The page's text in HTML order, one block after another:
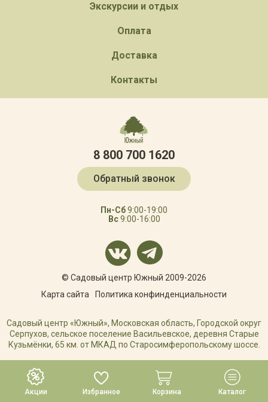
Акции Избранное Корзина Каталог
Экскурсии и отдых
Оплата
Доставка
Контакты
8 800 700 1620
Обратный звонок
Пн-Сб9:00-19:00
Вс9:00-16:00
© Садовый центр Южный 2009-2026
Карта сайта
Политика конфинденциальности
Садовый центр «Южный», Московская область, Городской округ
Серпухов, сельское поселение Васильевское, деревня Старые
Кузьмёнки, 65 км. от МКАД по Старосимферопольскому шоссе.
РАЗРАБОТКА САЙТА